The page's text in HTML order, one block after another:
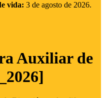
vida: 3 de agosto de 2026.
Auxiliar de